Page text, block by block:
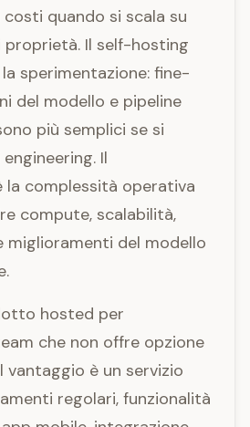
quando si scala su
Il self-hosting
sperimentazione: fine-
del modello e pipeline
più semplici se si
Il
la complessità operativa
compute, scalabilità,
miglioramenti del modello
hosted per
che non offre opzione
vantaggio è un servizio
regolari, funzionalità